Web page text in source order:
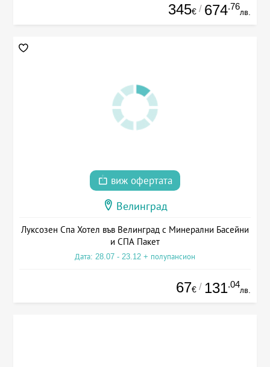
345€ / 674.76
лв.
виж офертата
Велинград
Луксозен Спа Хотел във Велинград с Минерални Басейни
и СПА Пакет
Дата: 28.07 - 23.12 + полупансион
67€ / 131.04
лв.